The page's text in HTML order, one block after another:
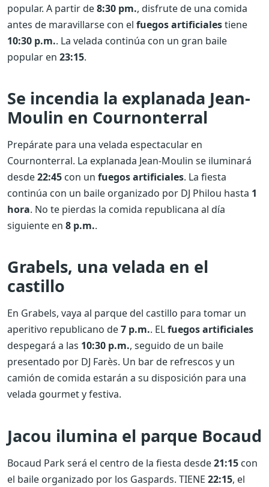
popular. A partir de8:30 pm., disfrute de una comida
antes de maravillarse con el fuegos artificialestiene
10:30 p.m.. La velada continúa con un gran baile
popular en 23:15.
Se incendia la explanada Jean-
Moulin en Cournonterral
Prepárate para una velada espectacular en
Cournonterral. La explanada Jean-Moulin se iluminará
desde22:45 con un fuegos artificiales. La fiesta
continúa con un baile organizado por DJ Philou hasta 1
hora. No te pierdas la comida republicana al día
siguiente en 8 p.m..
Grabels, una velada en el
castillo
En Grabels, vaya al parque del castillo para tomar un
aperitivo republicano de7 p.m.. ELfuegos artificiales
despegará a las 10:30 p.m., seguido de un baile
presentado por DJ Farès. Un bar de refrescos y un
camión de comida estarán a su disposición para una
velada gourmet y festiva.
Jacou ilumina el parque Bocaud
Bocaud Park será el centro de la fiesta desde21:15 con
el baile organizado por los Gaspards. TIENE 22:15, el